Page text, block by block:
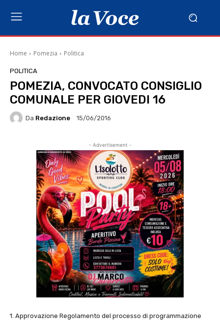
Home Pomezia Politica
POLITICA
POMEZIA, CONVOCATO CONSIGLIO
COMUNALE PER GIOVEDI 16
Da Redazione 15/06/2016
- Advertisement -
1. Approvazione Regolamento del processo di programmazione